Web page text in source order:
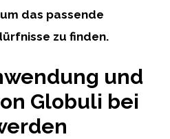
das passende
zu finden.
und
Globuli bei